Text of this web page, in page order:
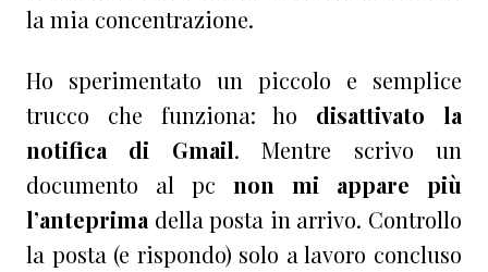
la mia concentrazione.
Ho sperimentato un piccolo e semplice
trucco che funziona: ho disattivato la
notifica di Gmail. Mentre scrivo un
documento al pc non mi appare più
l’anteprima della posta in arrivo. Controllo
la posta (e rispondo) solo a lavoro concluso